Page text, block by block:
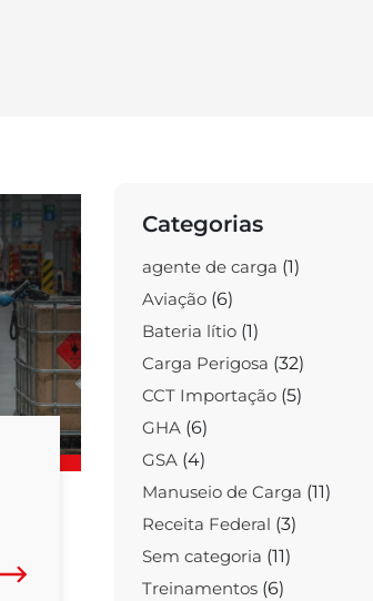
Categorias
agente de carga (1)
Aviação (6)
Bateria lítio (1)
Carga Perigosa (32)
CCT Importação (5)
GHA (6)
GSA (4)
Manuseio de Carga (11)
Receita Federal (3)
Sem categoria (11)
Treinamentos (6)